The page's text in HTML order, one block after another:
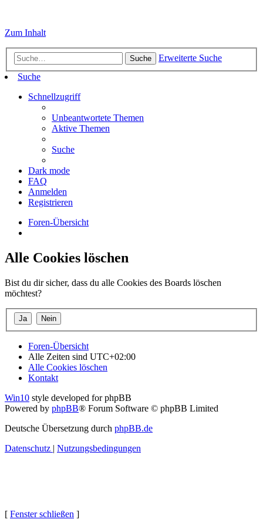
Zum Inhalt
Suche
Erweiterte Suche
Suche
Schnellzugriff
Unbeantwortete Themen
Aktive Themen
Suche
Dark mode
FAQ
Anmelden
Registrieren
Foren-Übersicht
Alle Cookies löschen
Bist du dir sicher, dass du alle Cookies des Boards löschen
möchtest?
Foren-Übersicht
Alle Zeiten sind UTC+02:00
Alle Cookies löschen
Kontakt
Win10 style developed for phpBB
Powered by phpBB® Forum Software © phpBB Limited
Deutsche Übersetzung durch phpBB.de
Datenschutz | Nutzungsbedingungen
[ Fenster schließen ]